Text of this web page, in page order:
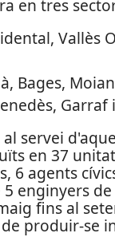
en tres
Vallès
Bages,
servei
en 37
6 agents
enginyers
fins al
produir-se